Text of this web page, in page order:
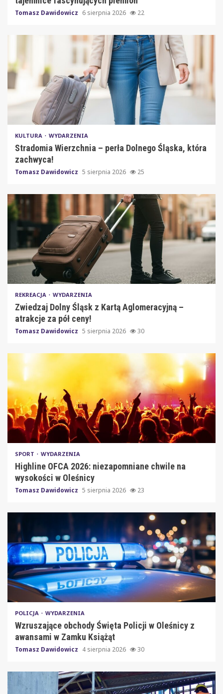
Tomasz Dawidowicz 6 sierpnia 2026 22
KULTURA WYDARZENIA
Stradomia Wierzchnia – perła Dolnego Śląska, która
zachwyca!
Tomasz Dawidowicz 5 sierpnia 2026 25
REKREACJA WYDARZENIA
Zwiedzaj Dolny Śląsk z Kartą Aglomeracyjną –
atrakcje za pół ceny!
Tomasz Dawidowicz 5 sierpnia 2026 30
SPORT WYDARZENIA
Highline OFCA 2026: niezapomniane chwile na
wysokości w Oleśnicy
Tomasz Dawidowicz 5 sierpnia 2026 23
POLICJA WYDARZENIA
Wzruszające obchody Święta Policji w Oleśnicy z
awansami w Zamku Książąt
Tomasz Dawidowicz 4 sierpnia 2026 30